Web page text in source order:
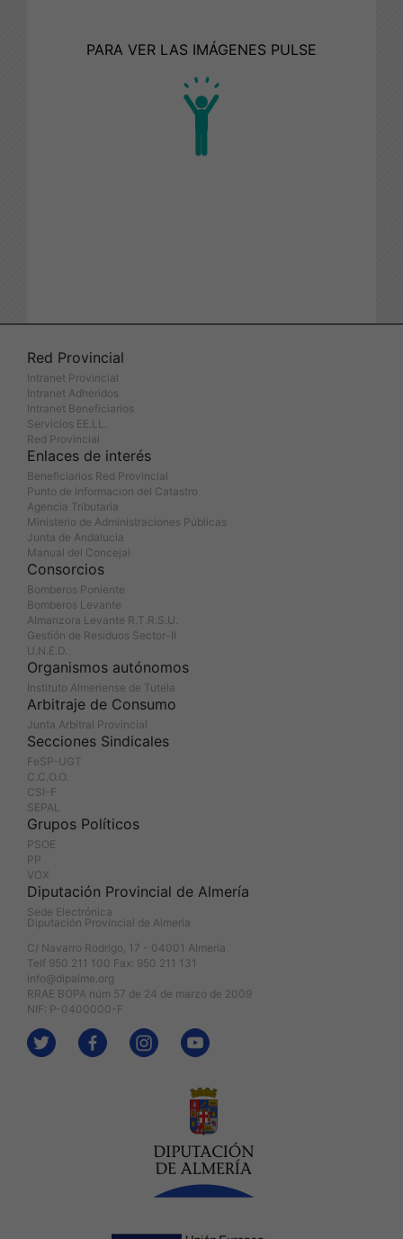
PARA VER LAS IMÁGENES PULSE
Red Provincial
Intranet Provincial
Intranet Adheridos
Intranet Beneficiarios
Servicios EE.LL.
Red Provincial
Enlaces de interés
Beneficiarios Red Provincial
Punto de Informacion del Catastro
Agencia Tributaria
Ministerio de Administraciones Públicas
Junta de Andalucia
Manual del Concejal
Consorcios
Bomberos Poniente
Bomberos Levante
Almanzora Levante R.T.R.S.U.
Gestión de Residuos Sector-II
U.N.E.D.
Organismos autónomos
Instituto Almeriense de Tutela
Arbitraje de Consumo
Junta Arbitral Provincial
Secciones Sindicales
FeSP-UGT
C.C.O.O.
CSI-F
SEPAL
Grupos Políticos
PSOE
PP
VOX
Diputación Provincial de Almería
Sede Electrónica
Diputación Provincial de Almería
C/ Navarro Rodrigo, 17 - 04001 Almería
Telf 950 211 100 Fax: 950 211 131
info@dipalme.org
RRAE BOPA núm 57 de 24 de marzo de 2009
NIF: P-0400000-F